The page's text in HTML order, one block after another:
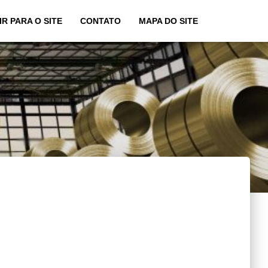
IR PARA O SITE CONTATO MAPA DO SITE